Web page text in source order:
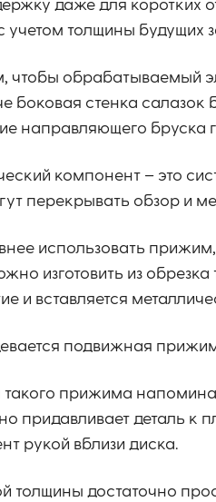
даже для коротких
учетом толщины будущих
чтобы обрабатываемый
боковая стенка
направляющего бруска
компонент – это
перекрывать обзор и
использовать
изготовить из
и вставляется
подвижная
такого прижима
придавливает деталь
рукой вблизи диска.
толщины достаточно